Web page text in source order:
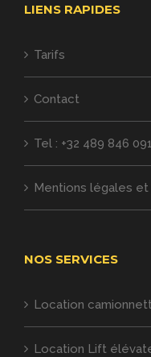
LIENS RAPIDES
Tarifs
Contact
Tel : +32 489 846 091
Mentions légales
NOS SERVICES
Location
Location Lift